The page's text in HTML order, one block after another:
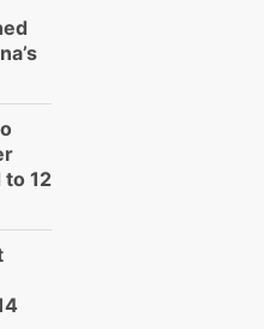
【商旅对话】华住集团
to 12